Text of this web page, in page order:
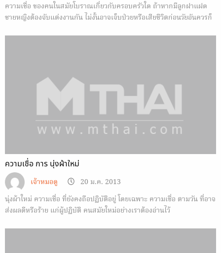
ความเชื่อ ของคนในสมัยโบราณเกี่ยวกับครอบครัวใด ถ้าหากมีลูกฝาแฝด
ชายหญิงต้องจับแต่งงานกัน ไม่งั้นอาจเจ็บป่วยหรือเสียชีวิตก่อนวัยอันควรก็
ความเชื่อ การ นุ่งผ้าใหม่
เจ้าหมอดู
20 ม.ค. 2013
นุ่งผ้าใหม่ ความเชื่อ ที่ยังคงถือปฏิบัติอยู่ โดยเฉพาะ ความเชื่อ ตามวัน ที่อาจ
ส่งผลดีหรือร้าย แก่ผู้ปฏิบัติ คนสมัยใหม่อย่างเราต้องอ่านไว้